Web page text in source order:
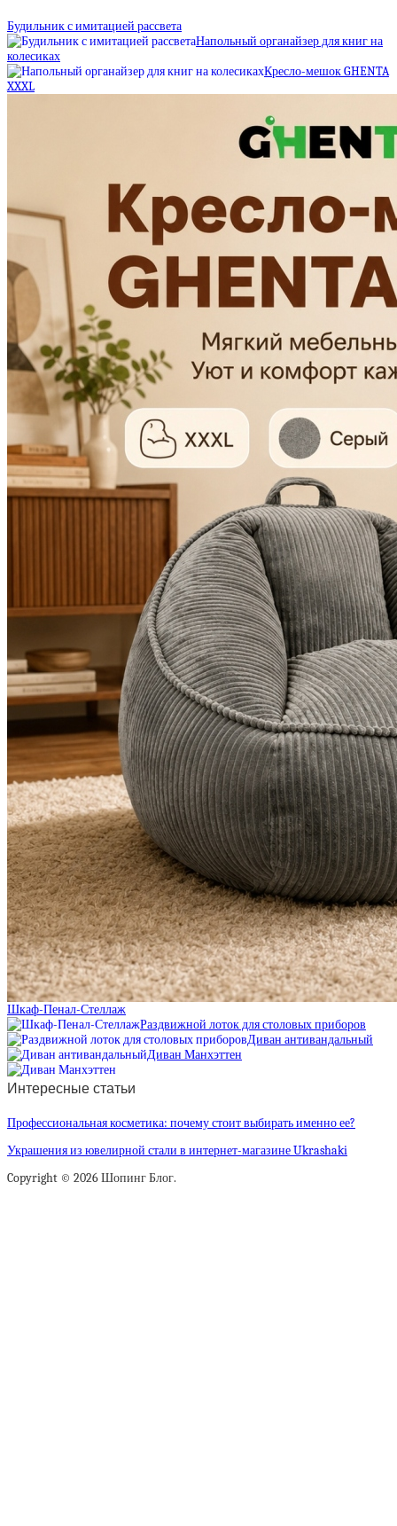
Будильник с имитацией рассвета
Напольный органайзер для книг на
колесиках
Кресло-мешок GHENTA
XXXL
Шкаф-Пенал-Стеллаж
Раздвижной лоток для столовых приборов
Диван антивандальный
Диван Манхэттен
Интересные статьи
Профессиональная косметика: почему стоит выбирать именно ее?
Украшения из ювелирной стали в интернет-магазине Ukrashaki
Copyright © 2026 Шопинг Блог.